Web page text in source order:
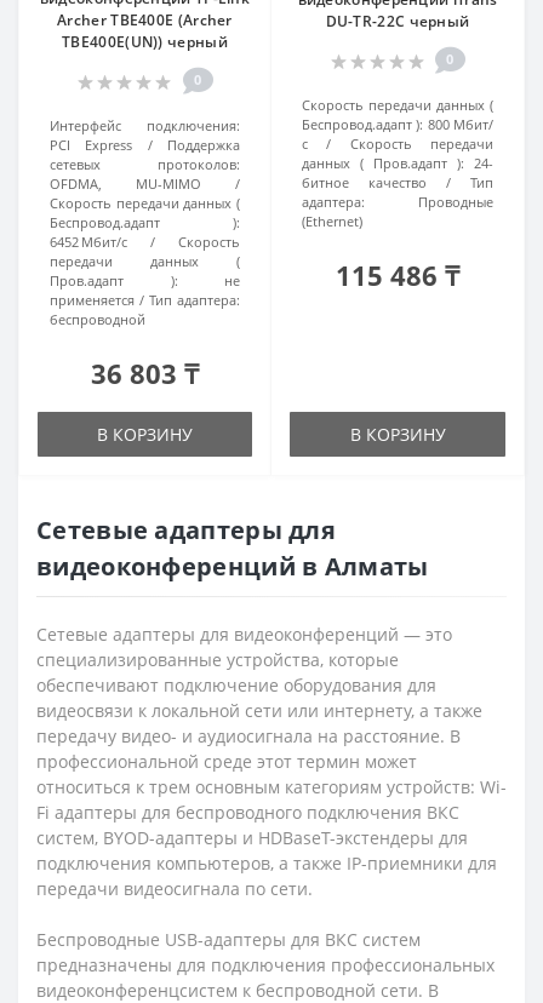
Archer TBE400E (Archer
TBE400E(UN)) черный
0
Интерфейс подключения:
PCI Express
Поддержка
сетевых протоколов:
OFDMA, MU-MIMO
Скорость передачи данных (
Беспровод.адапт ):
6452 Мбит/с
Скорость
передачи данных (
Пров.адапт ):
не
применяется
Тип адаптера:
беспроводной
36 803 ₸
В КОРЗИНУ
DU-TR-22C черный
0
Скорость передачи данных (
Беспровод.адапт ): 800 Мбит/
с
Скорость передачи
данных ( Пров.адапт ): 24-
битное качество
Тип
адаптера:
Проводные
(Ethernet)
115 486 ₸
В КОРЗИНУ
Сетевые адаптеры для
видеоконференций в Алматы
Сетевые адаптеры для видеоконференций — это
специализированные устройства, которые
обеспечивают подключение оборудования для
видеосвязи к локальной сети или интернету, а также
передачу видео- и аудиосигнала на расстояние. В
профессиональной среде этот термин может
относиться к трем основным категориям устройств: Wi-
Fi адаптеры для беспроводного подключения ВКС
систем, BYOD-адаптеры и HDBaseT-экстендеры для
подключения компьютеров, а также IP-приемники для
передачи видеосигнала по сети.
Беспроводные USB-адаптеры для ВКС систем
предназначены для подключения профессиональных
видеоконференцсистем к беспроводной сети. В